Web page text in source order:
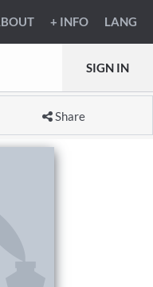
+ INFO LANG
SIGN IN
Share